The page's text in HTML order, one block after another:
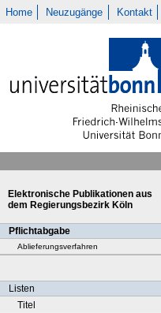
Home Neuzugänge Kontakt
Elektronische Publikationen aus
dem Regierungsbezirk Köln
Pflichtabgabe
Ablieferungsverfahren
Listen
Titel